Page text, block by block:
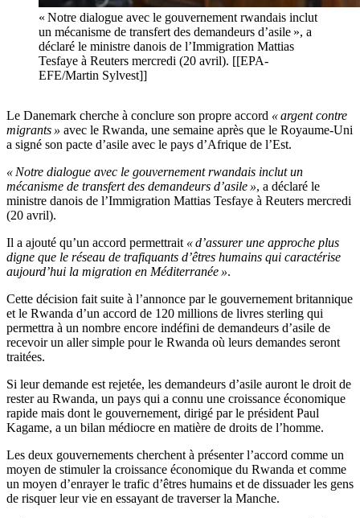
« Notre dialogue avec le gouvernement rwandais inclut
un mécanisme de transfert des demandeurs d’asile », a
déclaré le ministre danois de l’Immigration Mattias
Tesfaye à Reuters mercredi (20 avril). [[EPA-
EFE/Martin Sylvest]]
Le Danemark cherche à conclure son propre accord « argent contre
migrants » avec le Rwanda, une semaine après que le Royaume-Uni
a signé son pacte d’asile avec le pays d’Afrique de l’Est.
« Notre dialogue avec le gouvernement rwandais inclut un
mécanisme de transfert des demandeurs d’asile », a déclaré le
ministre danois de l’Immigration Mattias Tesfaye à Reuters mercredi
(20 avril).
Il a ajouté qu’un accord permettrait « d’assurer une approche plus
digne que le réseau de trafiquants d’êtres humains qui caractérise
aujourd’hui la migration en Méditerranée ».
Cette décision fait suite à l’annonce par le gouvernement britannique
et le Rwanda d’un accord de 120 millions de livres sterling qui
permettra à un nombre encore indéfini de demandeurs d’asile de
recevoir un aller simple pour le Rwanda où leurs demandes seront
traitées.
Si leur demande est rejetée, les demandeurs d’asile auront le droit de
rester au Rwanda, un pays qui a connu une croissance économique
rapide mais dont le gouvernement, dirigé par le président Paul
Kagame, a un bilan médiocre en matière de droits de l’homme.
Les deux gouvernements cherchent à présenter l’accord comme un
moyen de stimuler la croissance économique du Rwanda et comme
un moyen d’enrayer le trafic d’êtres humains et de dissuader les gens
de risquer leur vie en essayant de traverser la Manche.